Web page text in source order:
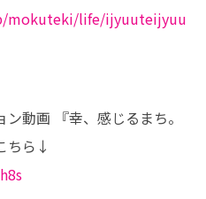
mokuteki/life/ijyuuteijyuu
動画 『幸、感じるまち。